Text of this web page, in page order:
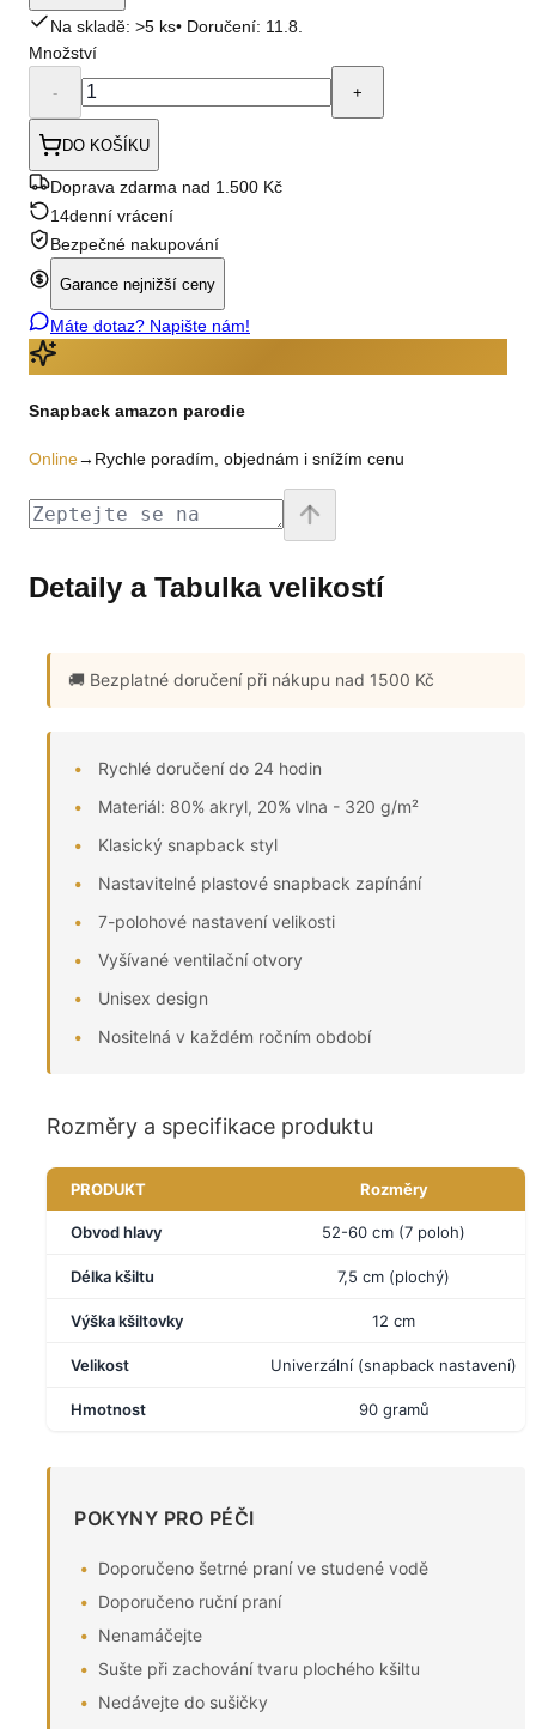
Na skladě: >5 ks• Doručení: 11.8.
Množství
- +
DO KOŠÍKU
Doprava zdarma nad 1.500 Kč
14denní vrácení
Bezpečné nakupování
Garance nejnižší ceny
Máte dotaz? Napište nám!
Snapback amazon parodie
Online→ Rychle poradím, objednám i snížím cenu
Detaily a Tabulka velikostí
🚚 Bezplatné doručenípři nákupu nad 1500 Kč
Rychlé doručení do 24 hodin
Materiál: 80% akryl, 20% vlna - 320 g/m²
Klasický snapback styl
Nastavitelné plastové snapback zapínání
7-polohové nastavení velikosti
Vyšívané ventilační otvory
Unisex design
Nositelná v každém ročním období
Rozměry a specifikace produktu
PRODUKT Rozměry
Obvod hlavy 52-60 cm (7 poloh)
Délka kšiltu 7,5 cm (plochý)
Výška kšiltovky 12 cm
Velikost Univerzální (snapback nastavení)
Hmotnost 90 gramů
POKYNY PRO PÉČI
Doporučeno šetrné praní ve studené vodě
Doporučeno ruční praní
Nenamáčejte
Sušte při zachování tvaru plochého kšiltu
Nedávejte do sušičky